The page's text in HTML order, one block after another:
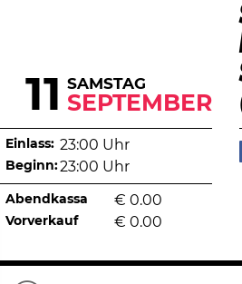
11 SAMSTAG
SEPTEMBER
Einlass: 23:00 Uhr
Beginn:23:00 Uhr
Abendkassa € 0.00
Vorverkauf € 0.00